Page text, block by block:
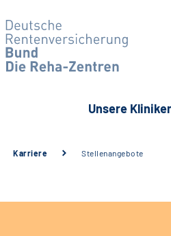
Unsere
Karriere Stellenangebote